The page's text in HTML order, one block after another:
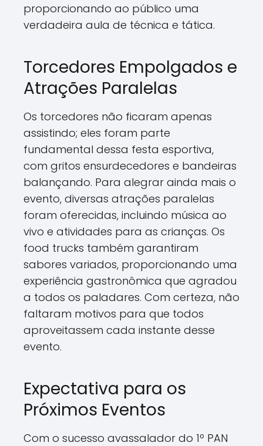
proporcionando ao público uma
verdadeira aula de técnica e tática.
Torcedores Empolgados e
Atrações Paralelas
Os torcedores não ficaram apenas
assistindo; eles foram parte
fundamental dessa festa esportiva,
com gritos ensurdecedores e bandeiras
balançando. Para alegrar ainda mais o
evento, diversas atrações paralelas
foram oferecidas, incluindo música ao
vivo e atividades para as crianças. Os
food trucks também garantiram
sabores variados, proporcionando uma
experiência gastronômica que agradou
a todos os paladares. Com certeza, não
faltaram motivos para que todos
aproveitassem cada instante desse
evento.
Expectativa para os
Próximos Eventos
Com o sucesso avassalador do 1º PAN